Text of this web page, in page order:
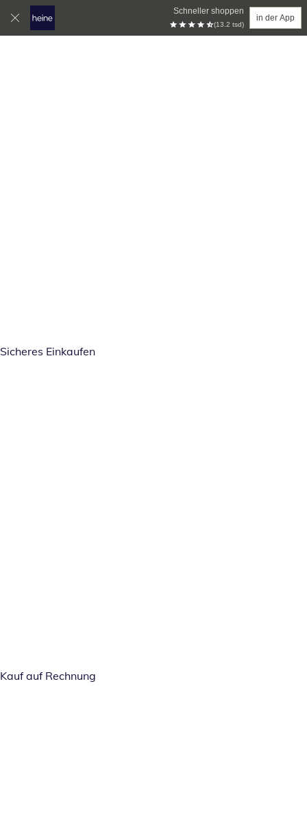
Schneller shoppen
(13.2 tsd)
in der App
Sicheres Einkaufen
Kauf auf Rechnung